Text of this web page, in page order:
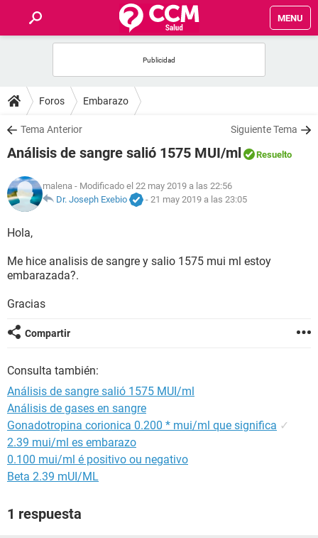
MENU
FOROS
SALUD
NUTRICIÓN
BIENESTAR
SEXUALIDAD
GLOSARIO
Foros Embarazo
Tema Anterior Siguiente Tema
Análisis de sangre salió 1575 MUI/ml Resuelto
malena - Modificado el 22 may 2019 a las 22:56
Dr. Joseph Exebio
- 21 may 2019 a las 23:05
Hola,
Me hice analisis de sangre y salio 1575 mui ml estoy
embarazada?.
Gracias
Compartir
Consulta también:
Análisis de sangre salió 1575 MUI/ml
Análisis de gases en sangre
Gonadotropina corionica 0.200 * mui/ml que significa ✓
2.39 mui/ml es embarazo
0.100 mui/ml é positivo ou negativo
Beta 2.39 mUI/ML
1 respuesta